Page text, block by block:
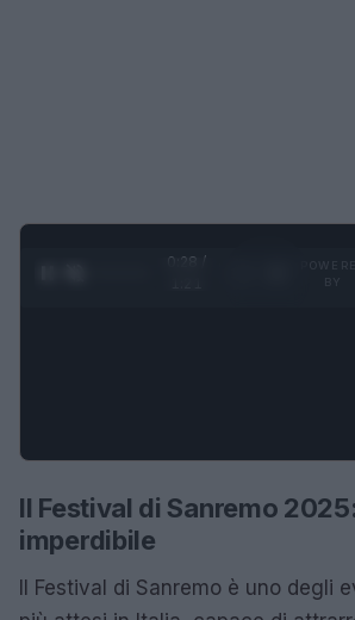
0:29 /
Il Festival di Sanremo
imperdibile
Il Festival di Sanremo è uno degli